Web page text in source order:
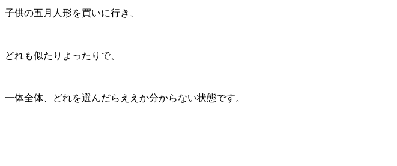
子供の五月人形を買いに行き、
どれも似たりよったりで、
一体全体、どれを選んだらええか分からない状態です。